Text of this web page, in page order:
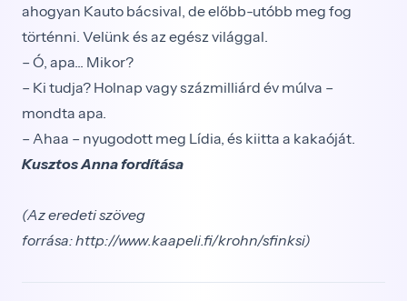
ahogyan Kauto bácsival, de előbb-utóbb meg fog
történni. Velünk és az egész világgal.
– Ó, apa... Mikor?
– Ki tudja? Holnap vagy százmilliárd év múlva –
mondta apa.
– Ahaa – nyugodott meg Lídia, és kiitta a kakaóját.
Kusztos Anna fordítása
(Az eredeti szöveg
forrása:http://www.kaapeli.fi/krohn/sfinksi)